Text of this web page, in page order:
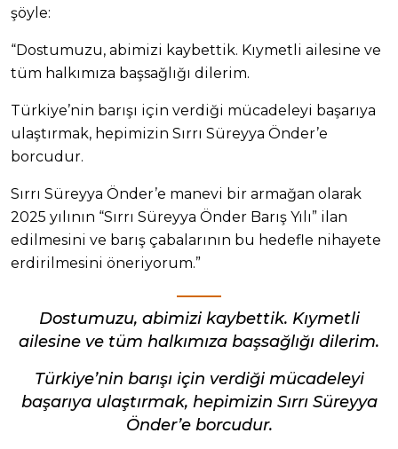
şöyle:
“Dostumuzu, abimizi kaybettik. Kıymetli ailesine ve
tüm halkımıza başsağlığı dilerim.
Türkiye’nin barışı için verdiği mücadeleyi başarıya
ulaştırmak, hepimizin Sırrı Süreyya Önder’e
borcudur.
Sırrı Süreyya Önder’e manevi bir armağan olarak
2025 yılının “Sırrı Süreyya Önder Barış Yılı” ilan
edilmesini ve barış çabalarının bu hedefle nihayete
erdirilmesini öneriyorum.”
Dostumuzu, abimizi kaybettik. Kıymetli
ailesine ve tüm halkımıza başsağlığı dilerim.
Türkiye’nin barışı için verdiği mücadeleyi
başarıya ulaştırmak, hepimizin Sırrı Süreyya
Önder’e borcudur.